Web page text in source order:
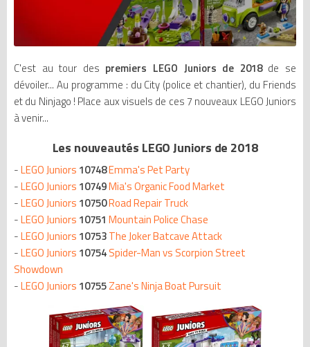
C'est au tour des premiers LEGO Juniors de 2018de se
dévoiler... Au programme : du City (police et chantier), du Friends
et du Ninjago ! Place aux visuels de ces 7 nouveaux LEGO Juniors
à venir...
Les nouveautés LEGO Juniors de 2018
-LEGO Juniors 10748Emma's Pet Party
-LEGO Juniors 10749Mia's Organic Food Market
-LEGO Juniors 10750Road Repair Truck
-LEGO Juniors 10751 Mountain Police Chase
-LEGO Juniors 10753The Joker Batcave Attack
-LEGO Juniors 10754Spider-Man vs Scorpion Street
Showdown
-LEGO Juniors 10755Zane's Ninja Boat Pursuit